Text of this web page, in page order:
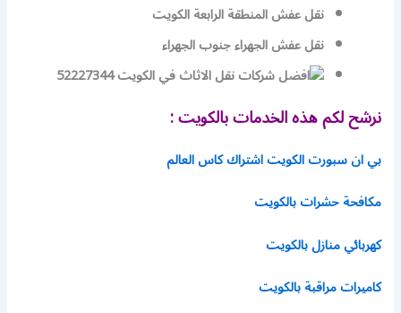
نقل عفش المنطقة الرابعة الكويت
نقل عفش الجهراء جنوب الجهراء
نرشح لكم هذه الخدمات بالكويت :
بي ان سبورت الكويت اشتراك كاس العالم
مكافحة حشرات بالكويت
كهربائي منازل بالكويت
كاميرات مراقبة بالكويت